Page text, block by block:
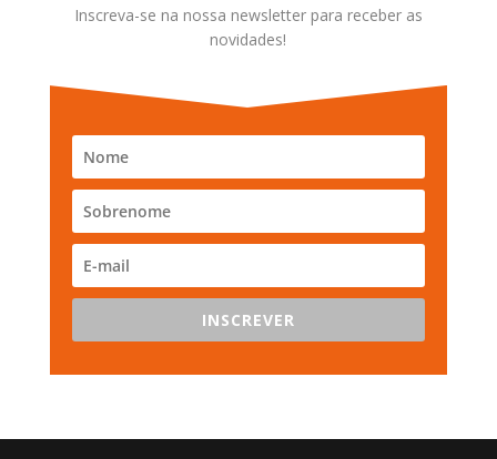
Inscreva-se na nossa newsletter para receber as
novidades!
INSCREVER